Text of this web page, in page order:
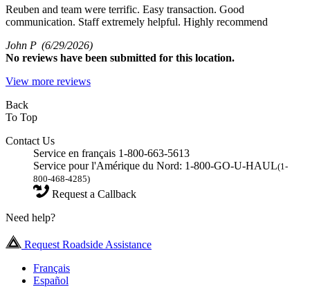
Reuben and team were terrific. Easy transaction. Good
communication. Staff extremely helpful. Highly recommend
John P (6/29/2026)
No reviews have been submitted for this location.
View more reviews
Back
To Top
Contact Us
Service en français 1-800-663-5613
Service pour l'Amérique du Nord: 1-800-GO-U-HAUL(1-
800-468-4285)
Request a Callback
Need help?
Request Roadside Assistance
Français
Español